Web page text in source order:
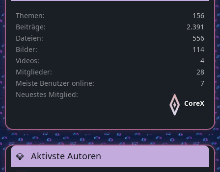
Themen
156
Beiträge
2.391
Dateien
556
Bilder
114
Videos
4
Mitglieder
28
Meiste Benutzer online
7
Neuestes Mitglied
CoreX
Aktivste Autoren